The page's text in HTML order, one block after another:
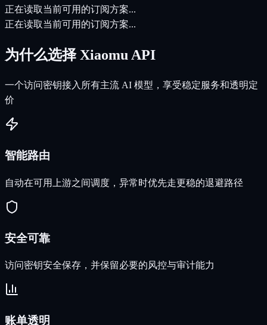
正在读取当前可用的订阅方案...
正在读取当前可用的订阅方案...
为什么选择 Xiaomu API
一个访问密钥接入所有主流 AI 模型，享受稳定服务和透明定
价
智能路由
自动在可用上游之间调度，异常时优先走更稳的退避路径
安全可靠
访问密钥安全保存，并保留必要的风控与审计能力
账单透明